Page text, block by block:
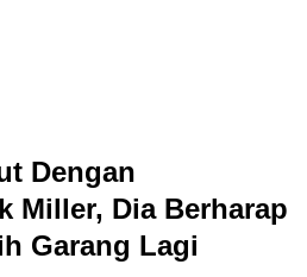
Dengan
Miller, Dia Berharap
Garang Lagi